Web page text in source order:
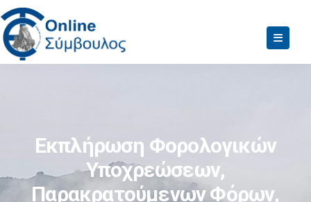
Εκπλήρωση Φορολογικών
Υποχρεώσεων,
Παρακρατούμενων Φόρων,